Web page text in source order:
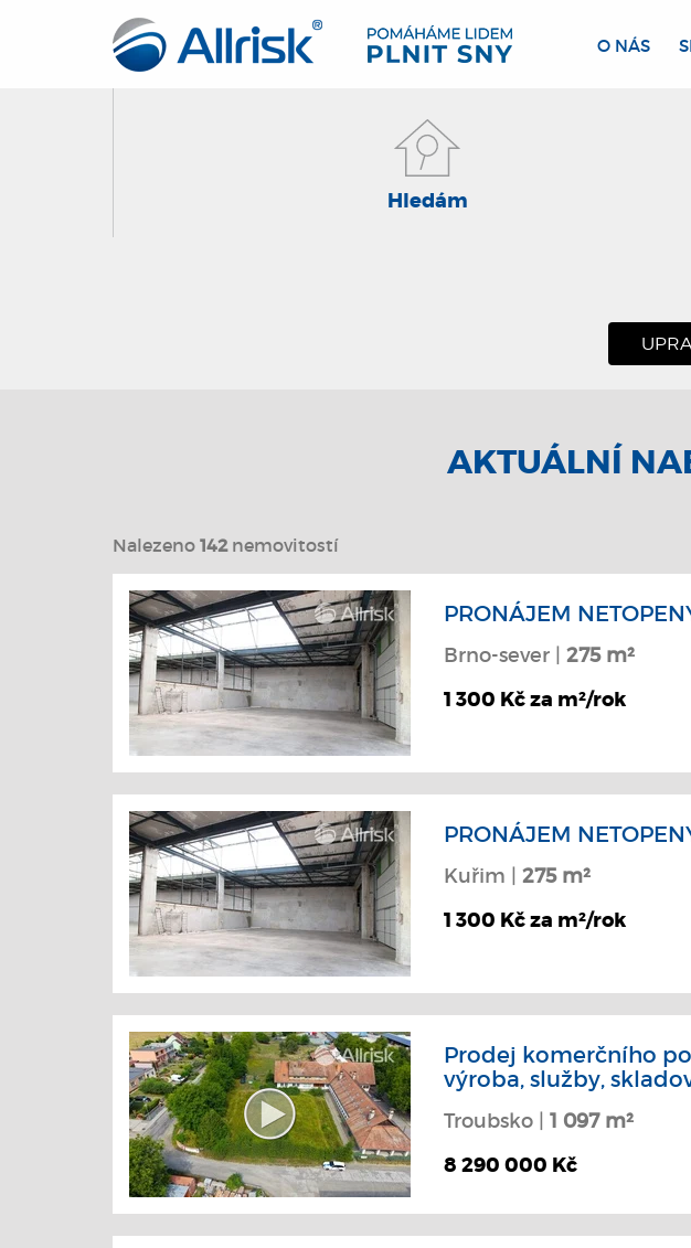
O NÁS
Hledám
AKTUÁLNÍ
Nalezeno 142nemovitostí
PRONÁJEM
Brno-sever | 275 m²
1 300 Kč za m²/rok
PRONÁJEM
Kuřim | 275 m²
1 300 Kč za m²/rok
Prodej komerčního
výroba, služby,
Troubsko | 1 097 m²
8 290 000 Kč